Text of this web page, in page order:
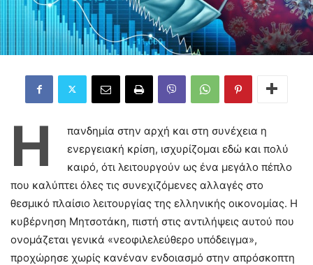
Η
πανδημία στην αρχή και στη συνέχεια η
ενεργειακή κρίση, ισχυρίζομαι εδώ και πολύ
καιρό, ότι λειτουργούν ως ένα μεγάλο πέπλο
που καλύπτει όλες τις συνεχιζόμενες αλλαγές στο
θεσμικό πλαίσιο λειτουργίας της ελληνικής οικονομίας. Η
κυβέρνηση Μητσοτάκη, πιστή στις αντιλήψεις αυτού που
ονομάζεται γενικά «νεοφιλελεύθερο υπόδειγμα»,
προχώρησε χωρίς κανέναν ενδοιασμό στην απρόσκοπτη